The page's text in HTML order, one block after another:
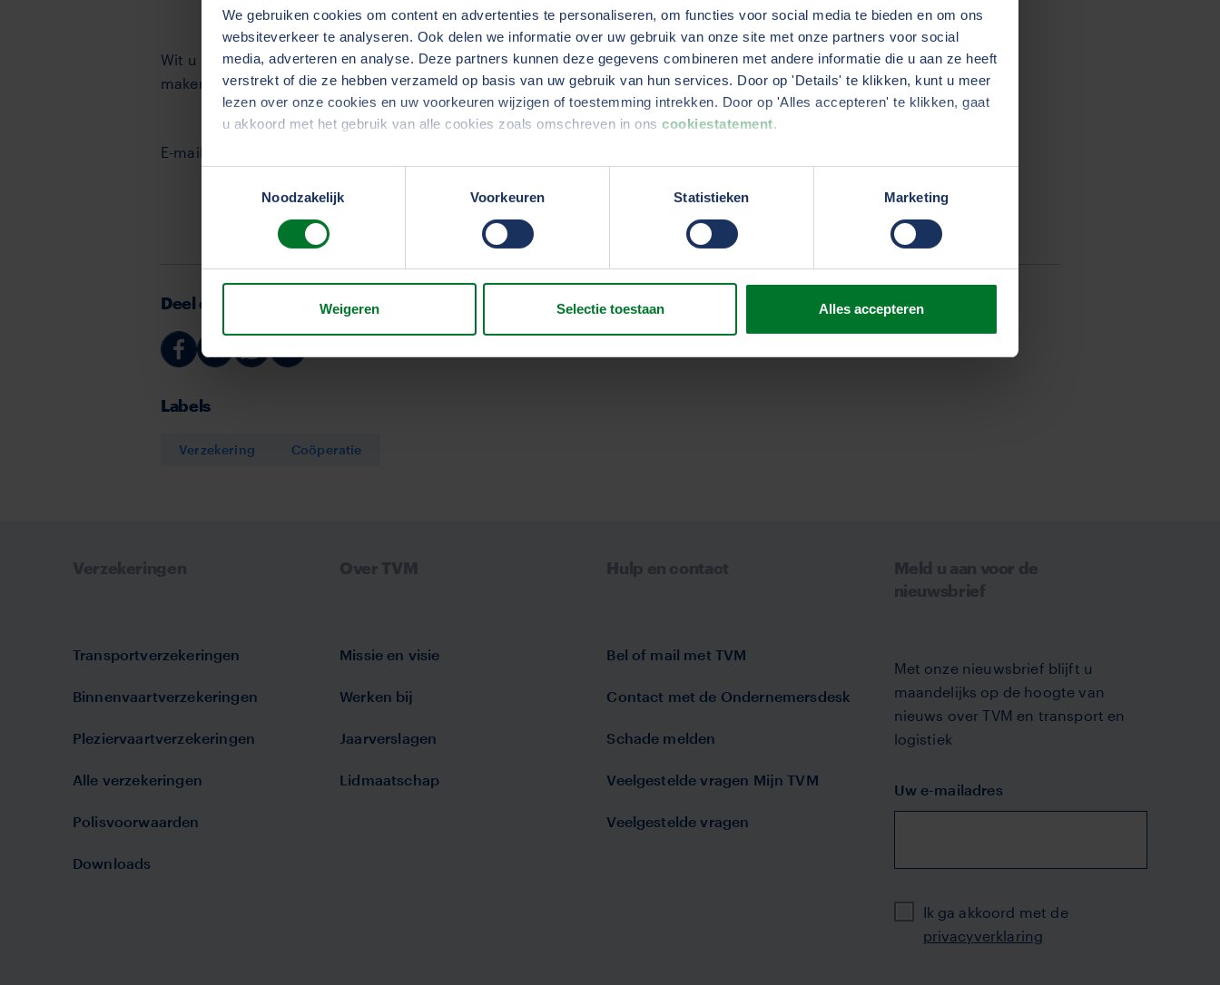
We gebruiken cookies om content en advertenties te personaliseren, om functies voor social media te bieden en om ons
websiteverkeer te analyseren. Ook delen we informatie over uw gebruik van onze site met onze partners voor social
media, adverteren en analyse. Deze partners kunnen deze gegevens combineren met andere informatie die u aan ze heeft
verstrekt of die ze hebben verzameld op basis van uw gebruik van hun services. Door op 'Details' te klikken, kunt u meer
lezen over onze cookies en uw voorkeuren wijzigen of toestemming intrekken. Door op 'Alles accepteren' te klikken, gaat
u akkoord met het gebruik van alle cookies zoals omschreven in ons cookiestatement.
We werken samen met die uw gegevens kunnen ontvangen en verwerken.
Noodzakelijk
Voorkeuren Statistieken Marketing
Weigeren Selectie toestaan Alles accepteren
Wit u meer weten over de mogelijkheden van Mijn TVM of wilt u een demo inplannen? Neem dan contact met ons op, dan
maken we snel een afspraak.
E-mail:
Deel deze pagina
Deel
Facebook
Deel Deel Deel
Labels
Verzekering Coöperatie
Transportverzekeringen
Binnenvaartverzekeringen
Pleziervaartverzekeringen
Alle verzekeringen
Polisvoorwaarden
Downloads
Missie en visie
Werken bij
Jaarverslagen
Lidmaatschap
Bel of mail met TVM
Contact met de Ondernemersdesk
Schade melden
Veelgestelde vragen Mijn TVM
Veelgestelde vragen
Meld u aan voor de
nieuwsbrief
Met onze nieuwsbrief blijft u
maandelijks op de hoogte van
nieuws over TVM en transport en
logistiek
Uw e-mailadres
PrivacyIk ga akkoord met de
privacyverklaring